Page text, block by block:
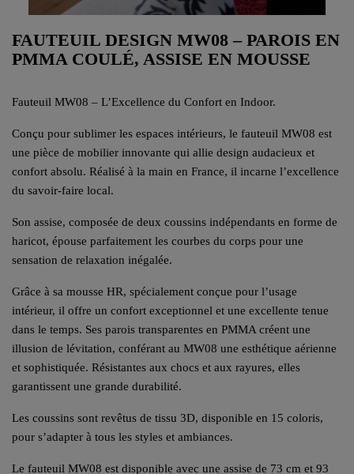
FAUTEUIL DESIGN MW08 – PAROIS EN
PMMA COULÉ, ASSISE EN MOUSSE
Fauteuil MW08 – L’Excellence du Confort en Indoor.
Conçu pour sublimer les espaces intérieurs, le fauteuil MW08 est
une pièce de mobilier innovante qui allie design audacieux et
confort absolu. Réalisé à la main en France, il incarne l’excellence
du savoir-faire local.
Son assise, composée de deux coussins indépendants en forme de
haricot, épouse parfaitement les courbes du corps pour une
sensation de relaxation inégalée.
Grâce à sa mousse HR, spécialement conçue pour l’usage
intérieur, il offre un confort exceptionnel et une excellente tenue
dans le temps. Ses parois transparentes en PMMA créent une
illusion de lévitation, conférant au MW08 une esthétique aérienne
et sophistiquée. Résistantes aux chocs et aux rayures, elles
garantissent une grande durabilité.
Les coussins sont revêtus de tissu 3D, disponible en 15 coloris,
pour s’adapter à tous les styles et ambiances.
Le fauteuil MW08 est disponible avec une assise de 73 cm et 93